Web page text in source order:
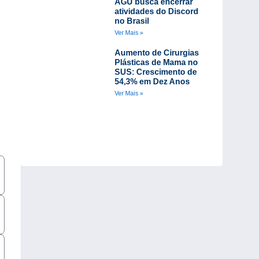
atividades do Discord
no Brasil
Ver Mais »
Aumento de Cirurgias
Plásticas de Mama no
SUS: Crescimento de
54,3% em Dez Anos
Ver Mais »